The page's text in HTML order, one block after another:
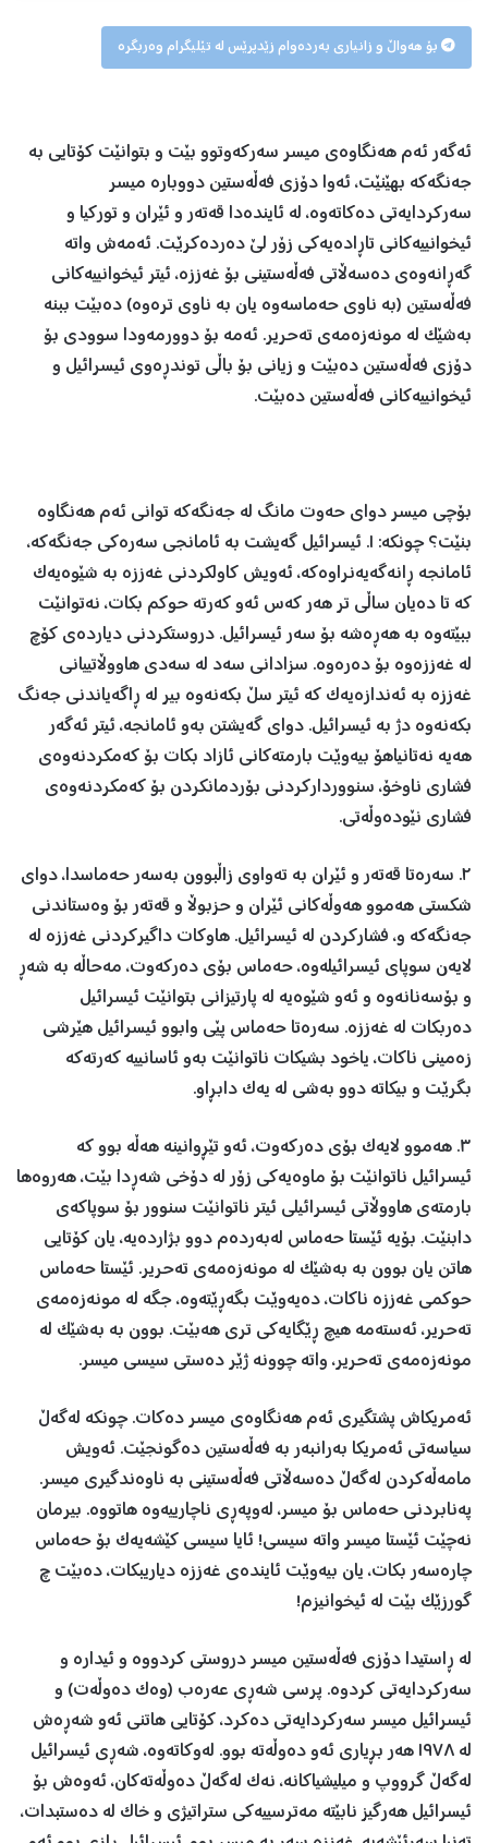
بۆ هەواڵ و زانیاری بەردەوام زێدپرێس لە تێلیگرام وەربگرە
ئەگەر ئەم هەنگاوەی میسر سەرکەوتوو بێت و بتوانێت کۆتایی بە
جەنگەکە بهێنێت، ئەوا دۆزی فەڵەستین دووبارە میسر
سەرکردایەتی دەکاتەوە، لە ئایندەدا قەتەر و ئێران و تورکیا و
ئیخوانییەکانی تاڕادەیەکی زۆر لێ دەردەکرێت. ئەمەش واتە
گەڕانەوەی دەسەڵاتی فەڵەستینی بۆ غەززە، ئیتر ئیخوانییەکانی
فەڵەستین (بە ناوی حەماسەوە یان بە ناوی ترەوە) دەبێت ببنە
بەشێک لە مونەزەمەی تەحریر. ئەمە بۆ دوورمەودا سوودی بۆ
دۆزی فەڵەستین دەبێت و زیانی بۆ باڵی توندڕەوی ئیسرائیل و
ئیخوانییەکانی فەڵەستین دەبێت.
بۆچی میسر دوای حەوت مانگ لە جەنگەکە توانی ئەم هەنگاوە
بنێت؟ چونکە: ١. ئیسرائیل گەیشت بە ئامانجی سەرەکی جەنگەکە،
ئامانجە ڕانەگەیەنراوەکە، ئەویش کاولکردنی غەززە بە شێوەیەک
کە تا دەیان ساڵی تر هەر کەس ئەو کەرتە حوکم بکات، نەتوانێت
ببێتەوە بە هەڕەشە بۆ سەر ئیسرائیل. دروستکردنی دیاردەی کۆچ
لە غەززەوە بۆ دەرەوە. سزادانی سەد لە سەدی هاووڵاتییانی
غەززە بە ئەندازەیەک کە ئیتر سڵ بکەنەوە بیر لە ڕاگەیاندنی جەنگ
بکەنەوە دژ بە ئیسرائیل. دوای گەیشتن بەو ئامانجە، ئیتر ئەگەر
هەیە نەتانیاهۆ بیەوێت بارمتەکانی ئازاد بکات بۆ کەمکردنەوەی
فشاری ناوخۆ، سنووردارکردنی بۆردمانکردن بۆ کەمکردنەوەی
فشاری نێودەوڵەتی.
٢. سەرەتا قەتەر و ئێران بە تەواوی زاڵبوون بەسەر حەماسدا، دوای
شکستی هەموو هەوڵەکانی ئێران و حزبوڵا و قەتەر بۆ وەستاندنی
جەنگەکە و، فشارکردن لە ئیسرائیل. هاوکات داگیرکردنی غەززە لە
لایەن سوپای ئیسرائیلەوە، حەماس بۆی دەرکەوت، مەحاڵە بە شەڕ
و بۆسەنانەوە و ئەو شێوەیە لە پارتیزانی بتوانێت ئیسرائیل
دەربکات لە غەززە. سەرەتا حەماس پێی وابوو ئیسرائیل هێرشی
زەمینی ناکات، یاخود بشیکات ناتوانێت بەو ئاسانییە کەرتەکە
بگرێت و بیکاتە دوو بەشی لە یەک دابڕاو.
٣. هەموو لایەک بۆی دەرکەوت، ئەو تێڕوانینە هەڵە بوو کە
ئیسرائیل ناتوانێت بۆ ماوەیەکی زۆر لە دۆخی شەڕدا بێت، هەروەها
بارمتەی هاووڵاتی ئیسرائیلی ئیتر ناتوانێت سنوور بۆ سوپاکەی
دابنێت. بۆیە ئێستا حەماس لەبەردەم دوو بژاردەیە، یان کۆتایی
هاتن یان بوون بە بەشێک لە مونەزەمەی تەحریر. ئێستا حەماس
حوکمی غەززە ناکات، دەیەوێت بگەڕێتەوە، جگە لە مونەزەمەی
تەحریر، ئەستەمە هیچ ڕێگایەکی تری هەبێت. بوون بە بەشێک لە
مونەزەمەی تەحریر، واتە چوونە ژێر دەستی سیسی میسر.
ئەمریکاش پشتگیری ئەم هەنگاوەی میسر دەکات. چونکە لەگەڵ
سیاسەتی ئەمریکا بەرانبەر بە فەڵەستین دەگونجێت. ئەویش
مامەڵەکردن لەگەڵ دەسەڵاتی فەڵەستینی بە ناوەندگیری میسر.
پەنابردنی حەماس بۆ میسر، لەوپەڕی ناچارییەوە هاتووە. بیرمان
نەچێت ئێستا میسر واتە سیسی! ئایا سیسی کێشەیەک بۆ حەماس
چارەسەر بکات، یان بیەوێت ئایندەی غەززە دیاریبکات، دەبێت چ
گورزێک بێت لە ئیخوانیزم!
لە ڕاستیدا دۆزی فەڵەستین میسر دروستی کردووە و ئیدارە و
سەرکردایەتی کردوە. پرسی شەڕی عەرەب (وەک دەوڵەت) و
ئیسرائیل میسر سەرکردایەتی دەکرد، کۆتایی هاتنی ئەو شەڕەش
لە ١٩٧٨ هەر بڕیاری ئەو دەوڵەتە بوو. لەوکاتەوە، شەڕی ئیسرائیل
لەگەڵ گرووپ و میلیشیاکانە، نەک لەگەڵ دەوڵەتەکان، ئەوەش بۆ
ئیسرائیل هەرگیز نابێتە مەترسییەکی ستراتیژی و خاک لە دەستبدات،